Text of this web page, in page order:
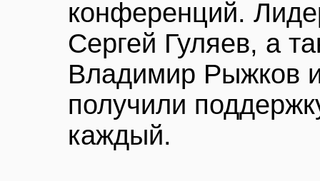
конференций.
Сергей Гуляев, а
Владимир Рыжков
получили
каждый.